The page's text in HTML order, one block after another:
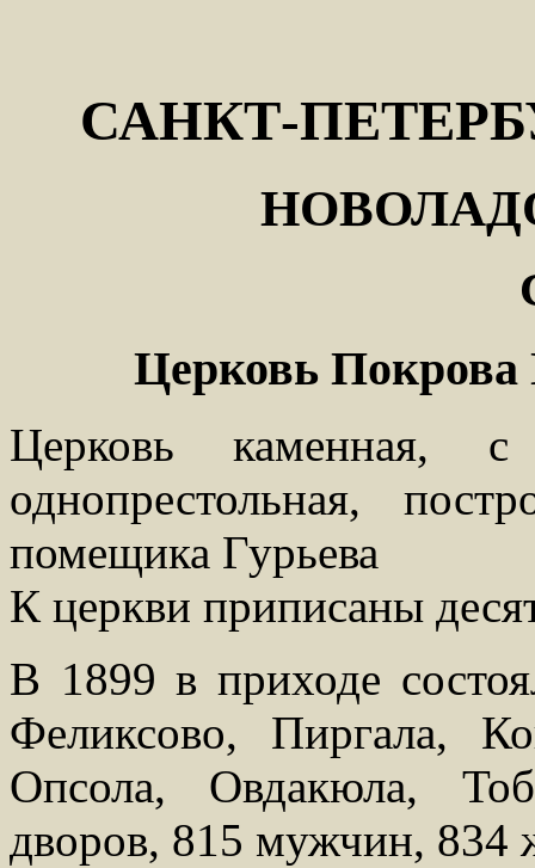
САНКТ-
Церковь Покрова
Церковь каменная,
однопрестольная,
помещика Гурьева
К церкви приписаны
В 1899 в приходе
Феликсово, Пиргала,
Опсола, Овдакюла,
дворов, 815 мужчин,